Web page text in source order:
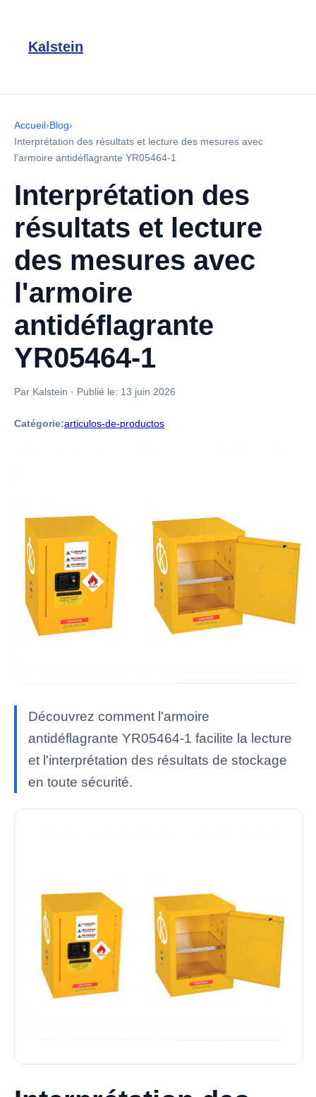
Kalstein
Accueil›Blog›
Interprétation des résultats et lecture des mesures avec
l'armoire antidéflagrante YR05464-1
Interprétation des
résultats et lecture
des mesures avec
l'armoire
antidéflagrante
YR05464-1
Par Kalstein · Publié le: 13 juin 2026
Catégorie:articulos-de-productos
Découvrez comment l'armoire
antidéflagrante YR05464-1 facilite la lecture
et l'interprétation des résultats de stockage
en toute sécurité.